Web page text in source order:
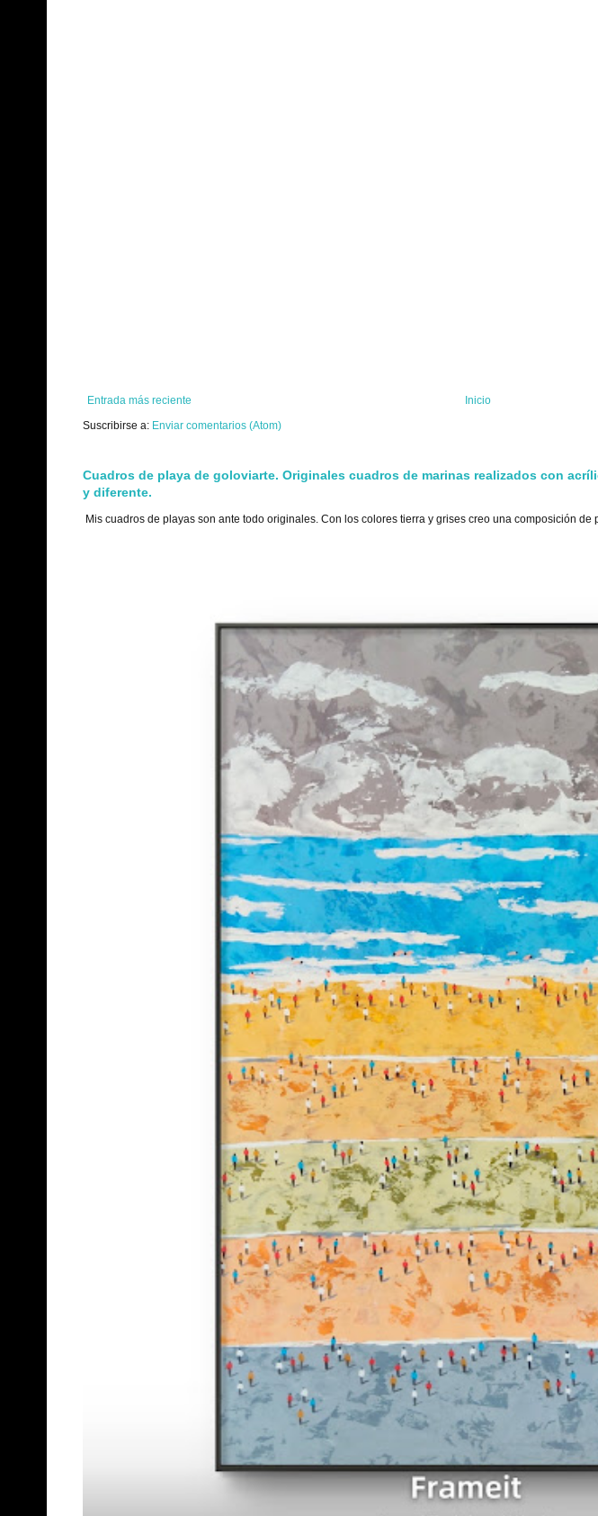
Entrada más reciente
Inicio
Suscribirse a: Enviar comentarios (Atom)
Cuadros de playa de goloviarte. Originales cuadros de marinas realizados con
y diferente.
Mis cuadros de playas son ante todo originales. Con los colores tierra y grises creo una composición de